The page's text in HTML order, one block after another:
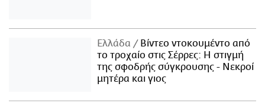
Ελλάδα
Βίντεο ντοκουμέντο από
το τροχαίο στις Σέρρες: Η στιγμή
της σφοδρής σύγκρουσης - Νεκροί
μητέρα και γιος